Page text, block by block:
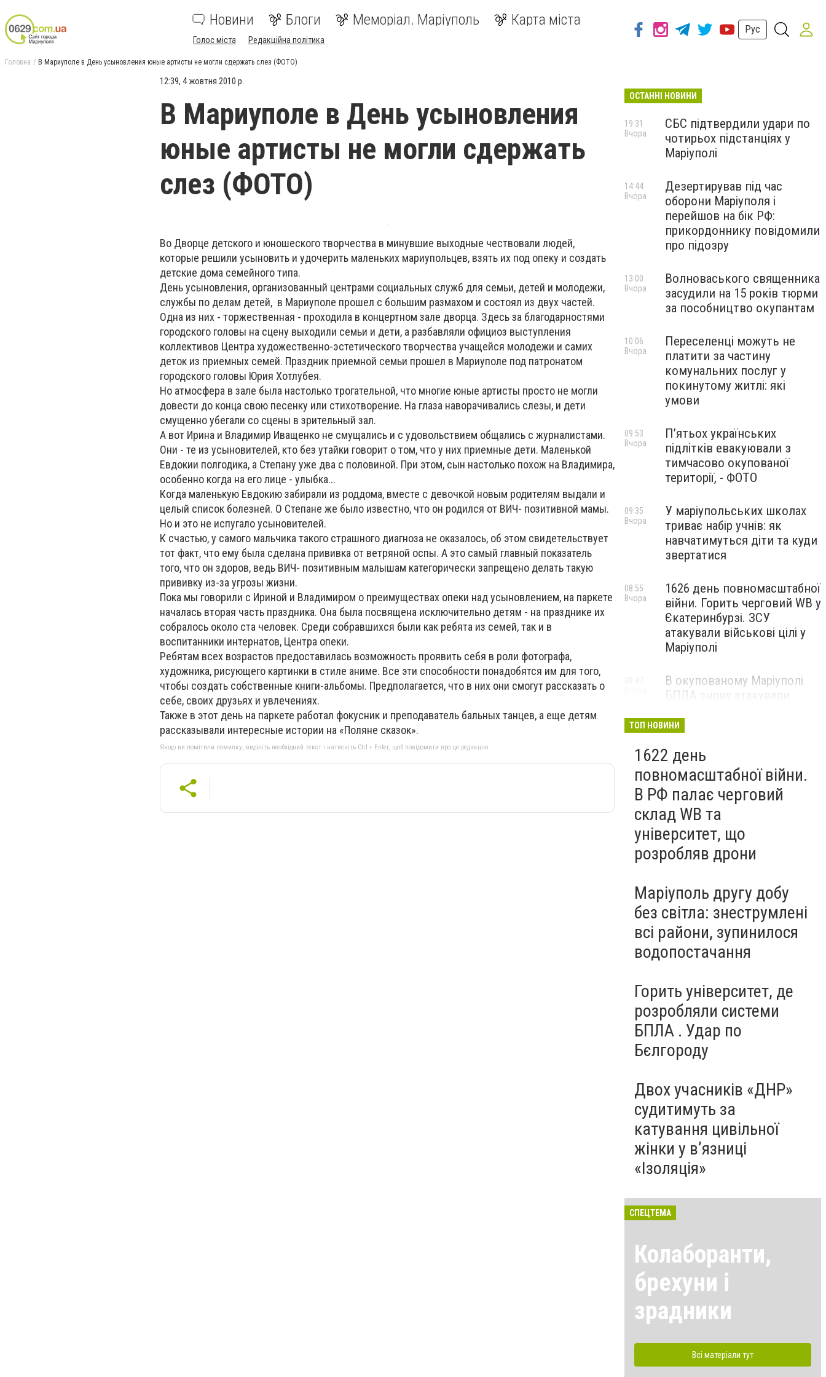
Новини Блоги Меморіал. Маріуполь Карта міста
Голос міста Редакційна політика
Рус
Головна В Мариуполе в День усыновления юные артисты не могли сдержать слез (ФОТО)
12:39, 4 жовтня 2010 р.
В Мариуполе в День усыновления
юные артисты не могли сдержать
слез (ФОТО)
Во Дворце детского и юношеского творчества в минувшие выходные чествовали людей,
которые решили усыновить и удочерить маленьких мариупольцев, взять их под опеку и создать
детские дома семейного типа.
День усыновления, организованный центрами социальных служб для семьи, детей и молодежи,
службы по делам детей, в Мариуполе прошел с большим размахом и состоял из двух частей.
Одна из них - торжественная - проходила в концертном зале дворца. Здесь за благодарностями
городского головы на сцену выходили семьи и дети, а разбавляли официоз выступления
коллективов Центра художественно-эстетического творчества учащейся молодежи и самих
деток из приемных семей. Праздник приемной семьи прошел в Мариуполе под патронатом
городского головы Юрия Хотлубея.
Но атмосфера в зале была настолько трогательной, что многие юные артисты просто не могли
довести до конца свою песенку или стихотворение. На глаза наворачивались слезы, и дети
смущенно убегали со сцены в зрительный зал.
А вот Ирина и Владимир Иващенко не смущались и с удовольствием общались с журналистами.
Они - те из усыновителей, кто без утайки говорит о том, что у них приемные дети. Маленькой
Евдокии полгодика, а Степану уже два с половиной. При этом, сын настолько похож на Владимира,
особенно когда на его лице - улыбка...
Когда маленькую Евдокию забирали из роддома, вместе с девочкой новым родителям выдали и
целый список болезней. О Степане же было известно, что он родился от ВИЧ- позитивной мамы.
Но и это не испугало усыновителей.
К счастью, у самого мальчика такого страшного диагноза не оказалось, об этом свидетельствует
тот факт, что ему была сделана прививка от ветряной оспы. А это самый главный показатель
того, что он здоров, ведь ВИЧ- позитивным малышам категорически запрещено делать такую
прививку из-за угрозы жизни.
Пока мы говорили с Ириной и Владимиром о преимуществах опеки над усыновлением, на паркете
началась вторая часть праздника. Она была посвящена исключительно детям - на празднике их
собралось около ста человек. Среди собравшихся были как ребята из семей, так и в
воспитанники интернатов, Центра опеки.
Ребятам всех возрастов предоставилась возможность проявить себя в роли фотографа,
художника, рисующего картинки в стиле аниме. Все эти способности понадобятся им для того,
чтобы создать собственные книги-альбомы. Предполагается, что в них они смогут рассказать о
себе, своих друзьях и увлечениях.
Также в этот день на паркете работал фокусник и преподаватель бальных танцев, а еще детям
рассказывали интересные истории на «Поляне сказок».
Якщо ви помітили помилку, виділіть необхідний текст і натисніть Ctrl + Enter, щоб повідомити про це редакцію
ОСТАННІ НОВИНИ
СБС підтвердили удари по
чотирьох підстанціях у
Маріуполі
19:31
Вчора
Дезертирував під час
оборони Маріуполя і
перейшов на бік РФ:
прикордоннику повідомили
про підозру
14:44
Вчора
Волноваського священника
засудили на 15 років тюрми
за пособництво окупантам
13:00
Вчора
Переселенці можуть не
платити за частину
комунальних послуг у
покинутому житлі: які
умови
10:06
Вчора
П’ятьох українських
підлітків евакуювали з
тимчасово окупованої
території, - ФОТО
09:53
Вчора
У маріупольських школах
триває набір учнів: як
навчатимуться діти та куди
звертатися
09:35
Вчора
1626 день повномасштабної
війни. Горить черговий WB у
Єкатеринбурзі. ЗСУ
атакували військові цілі у
Маріуполі
08:55
Вчора
В окупованому Маріуполі
БПЛА знову атакували
— ВІДЕО
ТОП НОВИНИ
1622 день
повномасштабної війни.
В РФ палає черговий
склад WB та
університет, що
розробляв дрони
Маріуполь другу добу
без світла: знеструмлені
всі райони, зупинилося
водопостачання
Горить університет, де
розробляли системи
БПЛА . Удар по
Бєлгороду
Двох учасників «ДНР»
судитимуть за
катування цивільної
жінки у в’язниці
«Ізоляція»
СПЕЦТЕМА
Колаборанти,
брехуни і
зрадники
Всі матеріали тут